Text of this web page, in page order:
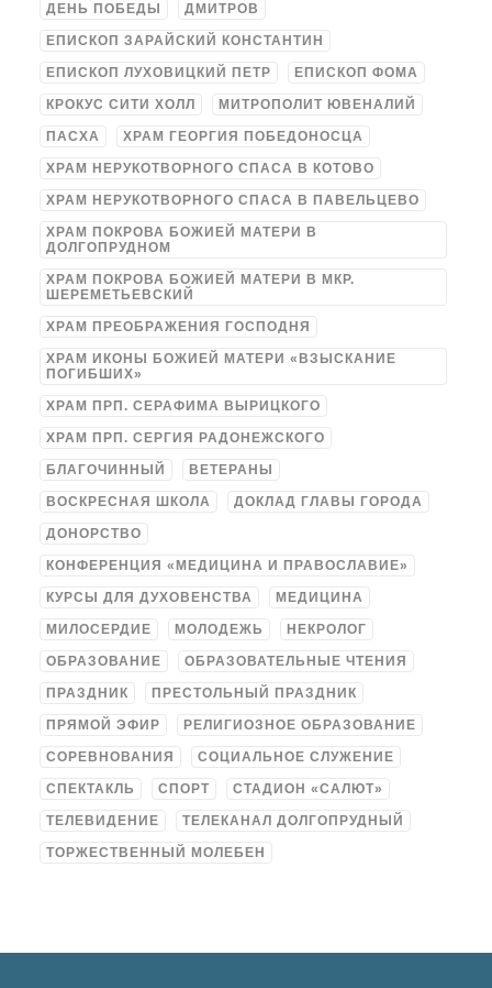
ДЕНЬ ПОБЕДЫ ДМИТРОВ
ЕПИСКОП ЗАРАЙСКИЙ КОНСТАНТИН
ЕПИСКОП ЛУХОВИЦКИЙ ПЕТР ЕПИСКОП ФОМА
КРОКУС СИТИ ХОЛЛ МИТРОПОЛИТ ЮВЕНАЛИЙ
ПАСХА ХРАМ ГЕОРГИЯ ПОБЕДОНОСЦА
ХРАМ НЕРУКОТВОРНОГО СПАСА В КОТОВО
ХРАМ НЕРУКОТВОРНОГО СПАСА В ПАВЕЛЬЦЕВО
ХРАМ ПОКРОВА БОЖИЕЙ МАТЕРИ В
ДОЛГОПРУДНОМ
ХРАМ ПОКРОВА БОЖИЕЙ МАТЕРИ В МКР.
ШЕРЕМЕТЬЕВСКИЙ
ХРАМ ПРЕОБРАЖЕНИЯ ГОСПОДНЯ
ХРАМ ИКОНЫ БОЖИЕЙ МАТЕРИ «ВЗЫСКАНИЕ
ПОГИБШИХ»
ХРАМ ПРП. СЕРАФИМА ВЫРИЦКОГО
ХРАМ ПРП. СЕРГИЯ РАДОНЕЖСКОГО
БЛАГОЧИННЫЙ ВЕТЕРАНЫ
ВОСКРЕСНАЯ ШКОЛА ДОКЛАД ГЛАВЫ ГОРОДА
ДОНОРСТВО
КОНФЕРЕНЦИЯ «МЕДИЦИНА И ПРАВОСЛАВИЕ»
КУРСЫ ДЛЯ ДУХОВЕНСТВА МЕДИЦИНА
МИЛОСЕРДИЕ МОЛОДЕЖЬ НЕКРОЛОГ
ОБРАЗОВАНИЕ ОБРАЗОВАТЕЛЬНЫЕ ЧТЕНИЯ
ПРАЗДНИК ПРЕСТОЛЬНЫЙ ПРАЗДНИК
ПРЯМОЙ ЭФИР РЕЛИГИОЗНОЕ ОБРАЗОВАНИЕ
СОРЕВНОВАНИЯ СОЦИАЛЬНОЕ СЛУЖЕНИЕ
СПЕКТАКЛЬ СПОРТ СТАДИОН «САЛЮТ»
ТЕЛЕВИДЕНИЕ ТЕЛЕКАНАЛ ДОЛГОПРУДНЫЙ
ТОРЖЕСТВЕННЫЙ МОЛЕБЕН